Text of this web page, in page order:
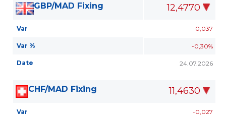
GBP/MAD Fixing 12,4770
Var -0,037
Var % -0,30%
Date 24.07.2026
CHF/MAD Fixing 11,4630
Var -0,027